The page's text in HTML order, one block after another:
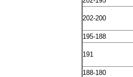
202-200
195-188
191
188-180